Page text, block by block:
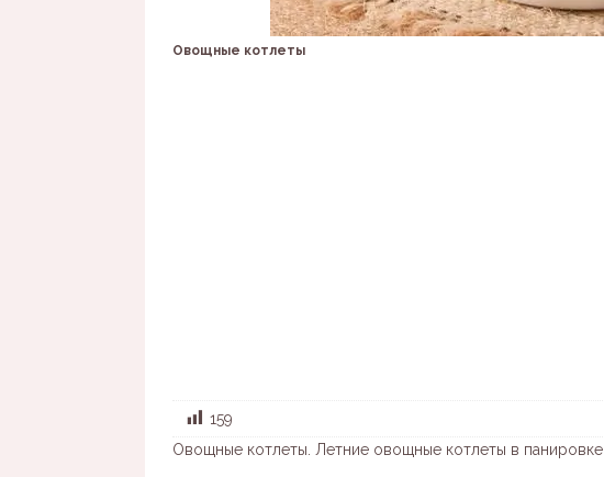
Овощные котлеты
159
Овощные котлеты. Летние овощные котлеты в панировке